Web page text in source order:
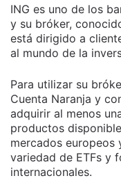
ING es uno de los
y su bróker,
está dirigido a
al mundo de la
Para utilizar su
Cuenta Naranja y
adquirir al menos
productos
mercados europeos
variedad de ETFs y
internacionales.